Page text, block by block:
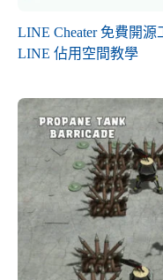
LINE Cheater 免費開源
LINE 佔用空間教學